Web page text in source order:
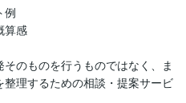
例
算感
のものを行うものではなく、ま
理するための相談・提案サービ